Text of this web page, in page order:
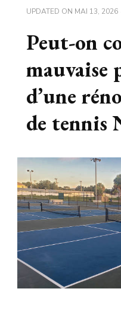
UPDATED ON MAI 13, 2026
Peut-on
mauvaise
d’une
de tennis